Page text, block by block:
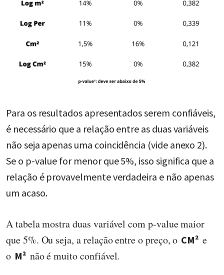
Para os resultados apresentados serem confiáveis,
é necessário que a relação entre as duas variáveis
não seja apenas uma coincidência (vide anexo 2).
Se o p-value for menor que 5%, isso significa que a
relação é provavelmente verdadeira e não apenas
um acaso.
A tabela mostra duas variável com p-value maior
que 5%. Ou seja, a relação entre o preço, o CM² e
o M² não é muito confiável.